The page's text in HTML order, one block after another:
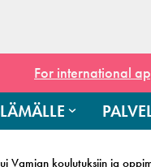
For international
Vamian koulutuksiin ja